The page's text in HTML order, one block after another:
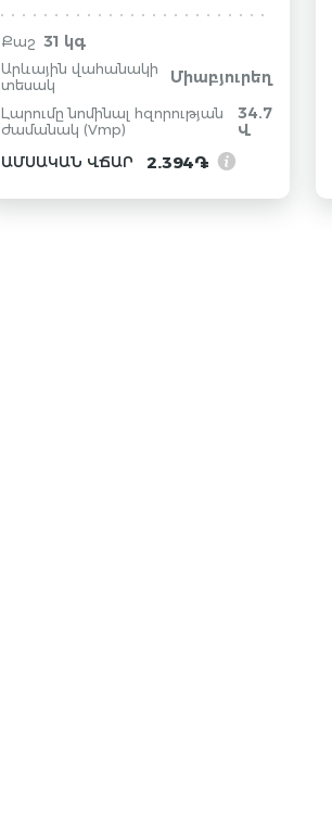
Քաշ 31 կգ
Արևային վահանակի
տեսակ
Միաբյուրեղ
Լարումը նոմինալ հզորության
ժամանակ (Vmp)
34.7
Վ
ԱՄՍԱԿԱՆ ՎՃԱՐ 2.394֏